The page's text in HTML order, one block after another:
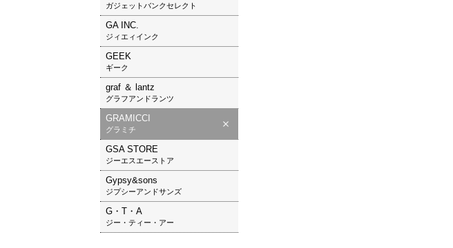
ガジェットバンクセレクト
GA INC.
ジィエィインク
GEEK
ギーク
graf ＆ lantz
グラフアンドランツ
GRAMICCI
グラミチ
GSA STORE
ジーエスエーストア
Gypsy&sons
ジプシーアンドサンズ
G・T・A
ジー・ティー・アー